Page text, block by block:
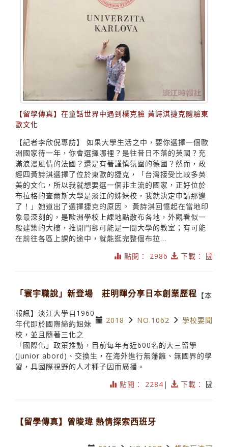
【留學傳真】在童話世界中遇到樸克臉 黃詩淇捷克體驗東
歐文化
【記者李欣倪專訪】 如果大學生活之中，要你選擇一個歐
洲國家待一年，你會選擇哪裡？是往昔日不落的英國？充
滿浪漫風情的法國？還是有著謹慎氛圍的德國？然而，政
經四黃詩淇選擇了位於東歐的捷克，「台灣接受比較多英
美的文化，所以我就想要選一個非主流的國家，正好位於
布拉格的查爾斯大學是淡江的姊妹校，我就決定申請那邊
了！」她道出了選擇捷克的原因。 黃詩淇回憶起在當地印
象最深刻的，是歐洲學校上課地點散布各地，外觀看似一
般建築的大樓，推開門卻可能是一間大學的教室；有可能
在前往各區上課的途中，就能逛完整個布拉...
點閱： 2986
下載：
「寰宇職說」新登場 莊明暉分享日本創業歷程
2018 NO.1062 學校要聞
【本
報訊】淡江大學自1960
年代即於國際締約姐妹
校，並且隨著三化之
「國際化」政策推動，目前每年有近600名的大三留學
(Junior abord)、交換生，在海外進行無藩籬、無國界的學
習，具國際視野的人才種子因而廣播。
點閱： 2284|
下載：
【留學傳真】曾晙瑋 熱情探索西班牙